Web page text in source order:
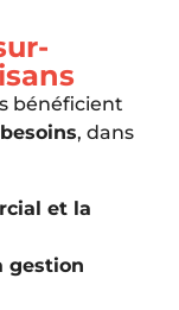
bénéficient
, dans
et la
gestion